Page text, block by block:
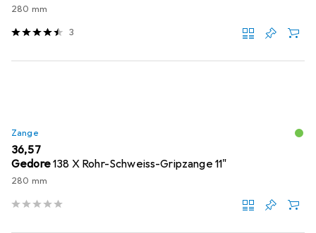
280 mm
3
Zange
EUR
36,57
Gedore138 X Rohr-Schweiss-Gripzange 11"
280 mm